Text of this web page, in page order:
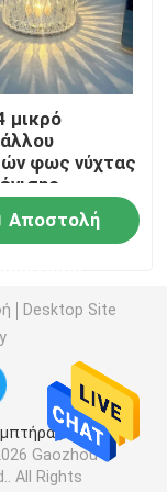
μικρό
φως νύχτας
RGB για
φραγμό
Αποστολή
Desktop Site
Gaozhou
All Rights